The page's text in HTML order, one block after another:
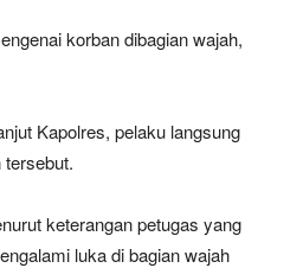
korban dibagian wajah,
Kapolres, pelaku langsung
keterangan petugas yang
luka di bagian wajah